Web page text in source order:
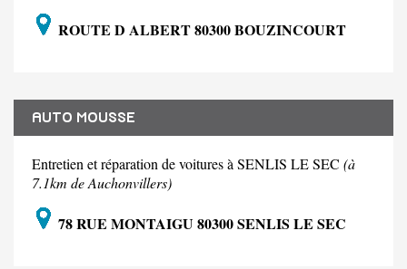
ROUTE D ALBERT 80300 BOUZINCOURT
AUTO MOUSSE
Entretien et réparation de voitures à SENLIS LE SEC (à
7.1km de Auchonvillers)
78 RUE MONTAIGU 80300 SENLIS LE SEC